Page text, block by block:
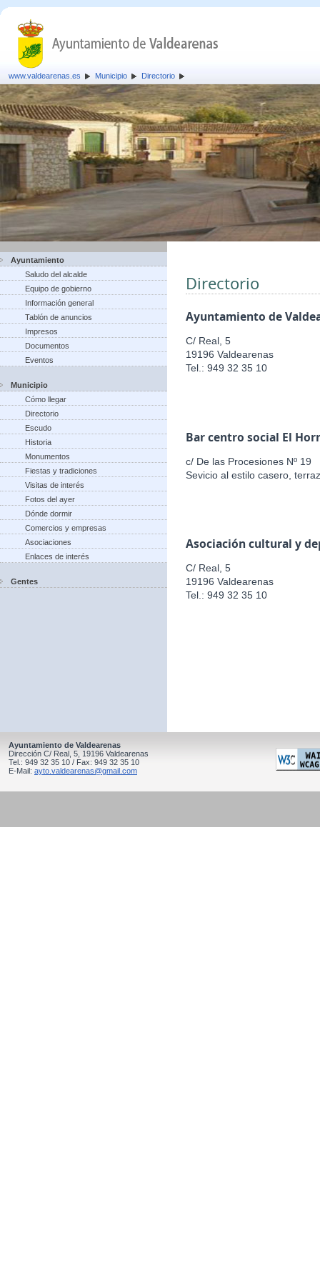
www.valdearenas.es Municipio Directorio
Ayuntamiento
Saludo del alcalde
Equipo de gobierno
Información general
Tablón de anuncios
Impresos
Documentos
Eventos
Municipio
Cómo llegar
Directorio
Escudo
Historia
Monumentos
Fiestas y tradiciones
Visitas de interés
Fotos del ayer
Dónde dormir
Comercios y empresas
Asociaciones
Enlaces de interés
Gentes
Directorio
Ayuntamiento de
C/ Real, 5
19196 Valdearenas
Tel.: 949 32 35 10
Bar centro social El
c/ De las Procesiones Nº 19
Sevicio al estilo casero,
Asociación cultural y
C/ Real, 5
19196 Valdearenas
Tel.: 949 32 35 10
Ayuntamiento de Valdearenas
Dirección C/ Real, 5, 19196 Valdearenas
Tel.: 949 32 35 10 / Fax: 949 32 35 10
E-Mail: ayto.valdearenas@gmail.com